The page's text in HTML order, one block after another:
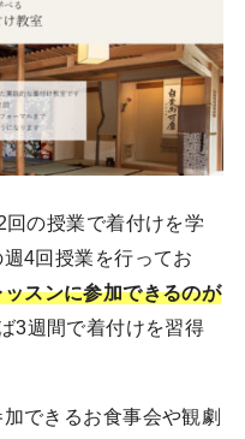
の授業で着付けを学
4回授業を行ってお
スンに参加できるのが
3週間で着付けを習得
できるお食事会や観劇